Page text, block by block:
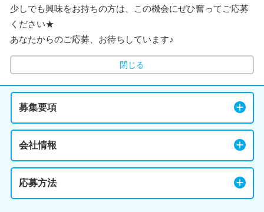
少しでも興味をお持ちの方は、この機会にぜひ奮ってご応募
ください★
あなたからのご応募、お待ちしています♪
閉じる
募集要項
会社情報
応募方法